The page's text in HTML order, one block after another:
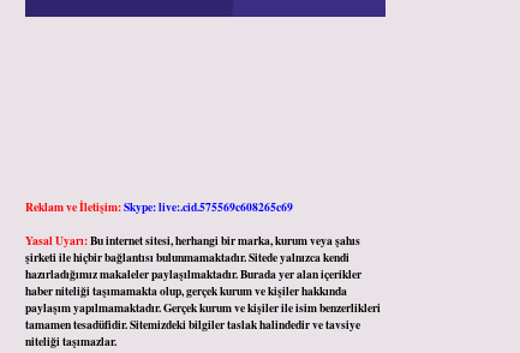
Reklam ve İletişim:Skype: live:.cid.575569c608265c69
Yasal Uyarı:Bu internet sitesi, herhangi bir marka, kurum veya şahıs
şirketi ile hiçbir bağlantısı bulunmamaktadır. Sitede yalnızca kendi
hazırladığımız makaleler paylaşılmaktadır. Burada yer alan içerikler
haber niteliği taşımamakta olup, gerçek kurum ve kişiler hakkında
paylaşım yapılmamaktadır. Gerçek kurum ve kişiler ile isim benzerlikleri
tamamen tesadüfidir. Sitemizdeki bilgiler taslak halindedir ve tavsiye
niteliği taşımazlar.